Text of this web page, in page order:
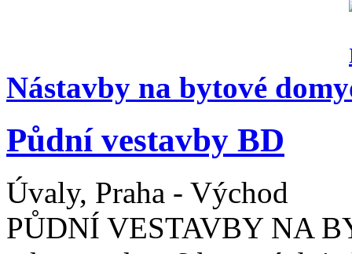
Nástavby na bytové domy
Půdní vestavby BD
Úvaly, Praha - Východ
PŮDNÍ VESTAVBY NA